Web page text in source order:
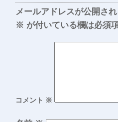
メールアドレスが公開さ
※ が付いている欄は必須
コメント ※